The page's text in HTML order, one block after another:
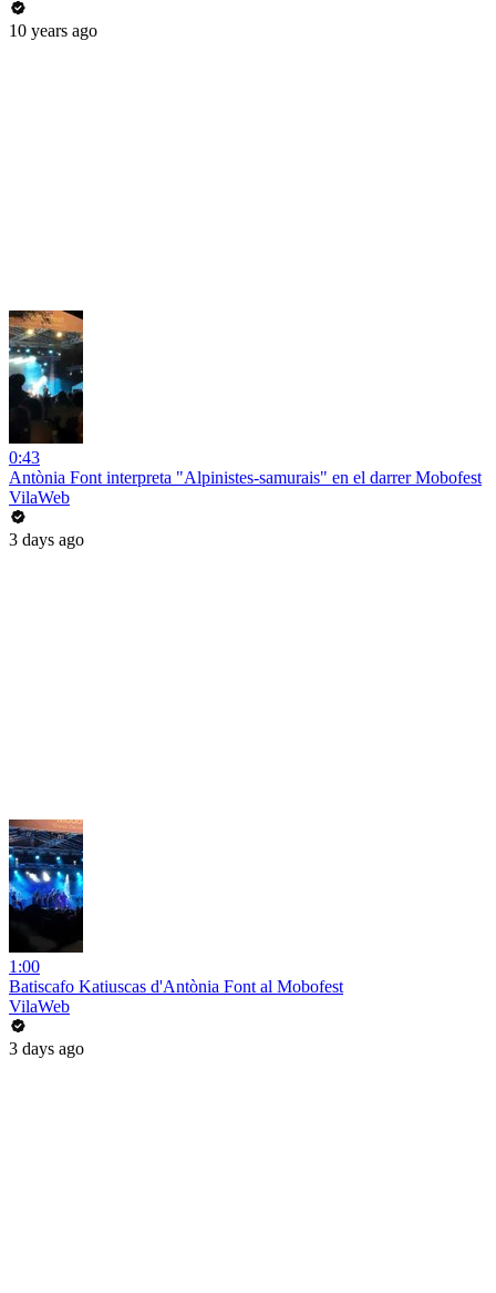
10 years ago
0:43
Antònia Font interpreta "Alpinistes-samurais" en el darrer Mobofest
VilaWeb
3 days ago
1:00
Batiscafo Katiuscas d'Antònia Font al Mobofest
VilaWeb
3 days ago